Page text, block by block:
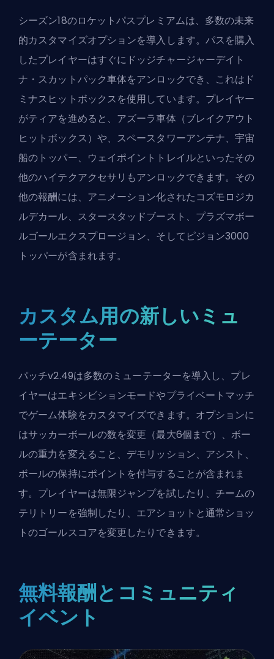
シーズン18のロケットパスプレミアムは、多数の未来
的カスタマイズオプションを導入します。パスを購入
したプレイヤーはすぐにドッジチャージャーデイト
ナ・スカットパック車体をアンロックでき、これはド
ミナスヒットボックスを使用しています。プレイヤー
がティアを進めると、アズーラ車体（ブレイクアウト
ヒットボックス）や、スペースタワーアンテナ、宇宙
船のトッパー、ウェイポイントトレイルといったその
他のハイテクアクセサリもアンロックできます。その
他の報酬には、アニメーション化されたコズモロジカ
ルデカール、スタースタッドブースト、プラズマボー
ルゴールエクスプロージョン、そしてピジョン3000
トッパーが含まれます。
カスタム用の新しいミュ
ーテーター
パッチv2.49は多数のミューテーターを導入し、プレ
イヤーはエキシビションモードやプライベートマッチ
でゲーム体験をカスタマイズできます。オプションに
はサッカーボールの数を変更（最大6個まで）、ボー
ルの重力を変えること、デモリッション、アシスト、
ボールの保持にポイントを付与することが含まれま
す。プレイヤーは無限ジャンプを試したり、チームの
テリトリーを強制したり、エアショットと通常ショッ
トのゴールスコアを変更したりできます。
無料報酬とコミュニティ
イベント